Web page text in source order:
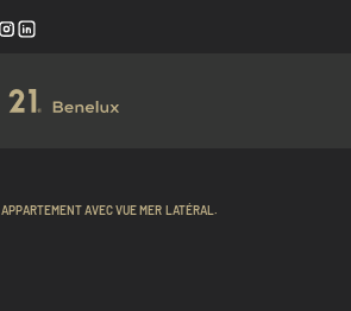
APPARTEMENT AVEC VUE MER LATÉRAL.